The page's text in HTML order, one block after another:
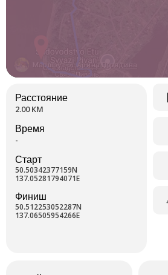
Маршрут от Арина Порядина
Расстояние
2.00 КМ
Время
-
Старт
50.50342377159N
137.05281794071E
Финиш
50.512253052287N
137.06505954266E